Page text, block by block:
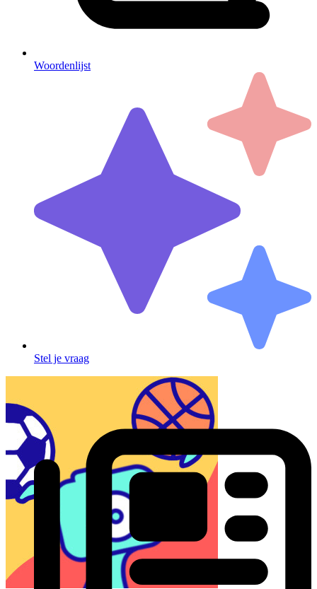
Woordenlijst
Stel je vraag